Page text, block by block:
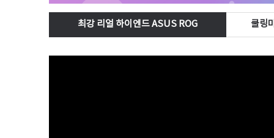
최강 리얼 하이엔드 ASUS ROG 쿨링